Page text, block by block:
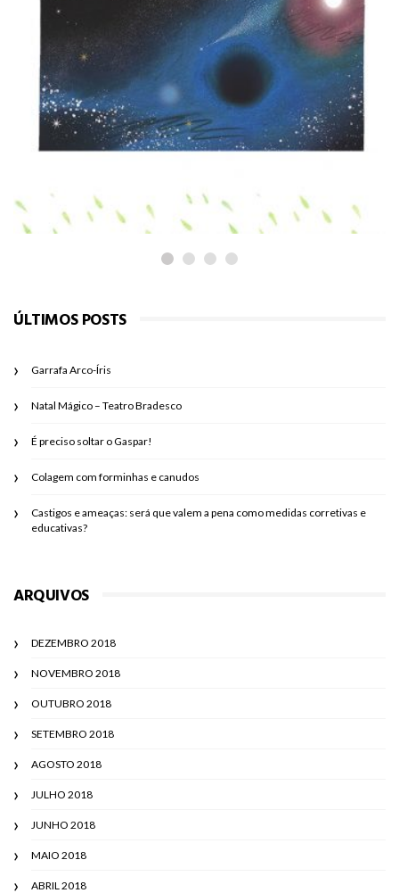
PARA PASSEAR
ÚLTIMOS POSTS
Garrafa Arco-Íris
Natal Mágico – Teatro Bradesco
É preciso soltar o Gaspar!
Colagem com forminhas e canudos
Castigos e ameaças: será que valem a pena como medidas corretivas e
educativas?
ARQUIVOS
DEZEMBRO 2018
NOVEMBRO 2018
OUTUBRO 2018
SETEMBRO 2018
AGOSTO 2018
JULHO 2018
JUNHO 2018
MAIO 2018
ABRIL 2018